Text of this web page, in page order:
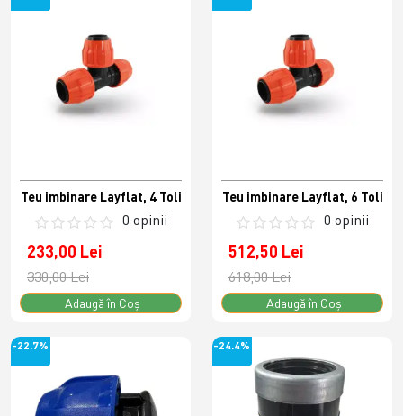
Teu imbinare Layflat, 4 Toli
0 opinii
233,00 Lei
330,00 Lei
Adaugă în Coş
Teu imbinare Layflat, 6 Toli
0 opinii
512,50 Lei
618,00 Lei
Adaugă în Coş
-22.7% -24.4%